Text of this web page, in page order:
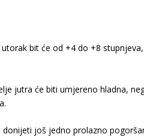
bit će od +4 do +8
jutra će biti umjereno hladna,
još jedno prolazno